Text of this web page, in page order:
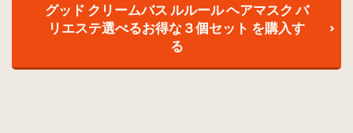
グッド クリームバス ルルール ヘアマスク バ
リエステ選べるお得な３個セット を購入す
る